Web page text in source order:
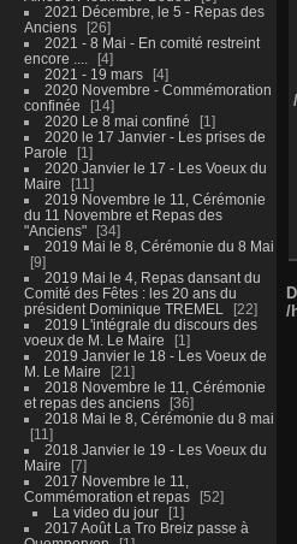
2021 Décembre, le 5 - Repas des
Anciens
26
2021 - 8 Mai - En comité restreint
encore ....
4
2021 - 19 mars
4
2020 Novembre - Commémoration
confinée
14
2020 Le 8 mai confiné
1
2020 le 17 Janvier - Les prises de
Parole
1
2020 Janvier le 17 - Les Voeux du
Maire
11
2019 Novembre le 11, Cérémonie
du 11 Novembre et Repas des
"Anciens"
34
2019 Mai le 8, Cérémonie du 8 Mai
9
2019 Mai le 4, Repas dansant du
Comité des Fêtes : les 20 ans du
président Dominique TREMEL
22
2019 L'intégrale du discours des
voeux de M. Le Maire
1
2019 Janvier le 18 - Les Voeux de
M. Le Maire
21
2018 Novembre le 11, Cérémonie
et repas des anciens
36
2018 Mai le 8, Cérémonie du 8 mai
11
2018 Janvier le 19 - Les Voeux du
Maire
7
2017 Novembre le 11,
Commémoration et repas
52
La video du jour
1
2017 Août La Tro Breiz passe à
/